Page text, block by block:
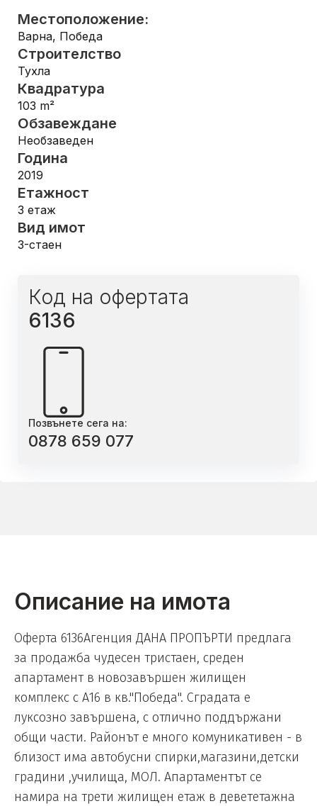
Местоположение:
Варна, Победа
Строителство
Тухла
Квадратура
103 m²
Обзавеждане
Необзаведен
Година
2019
Етажност
3 етаж
Вид имот
3-стаен
Код на офертата
6136
Позвънете сега на:
0878 659 077
Описание на имота
Оферта 6136Агенция ДАНА ПРОПЪРТИ предлага
за продажба чудесен тристаен, среден
апартамент в новозавършен жилищен
комплекс с А16 в кв."Победа". Сградата е
луксозно завършена, с отлично поддържани
общи части. Районът е много комуникативен - в
близост има автобусни спирки,магазини,детски
градини ,училища, МОЛ. Апартаментът се
намира на трети жилищен етаж в девететажна